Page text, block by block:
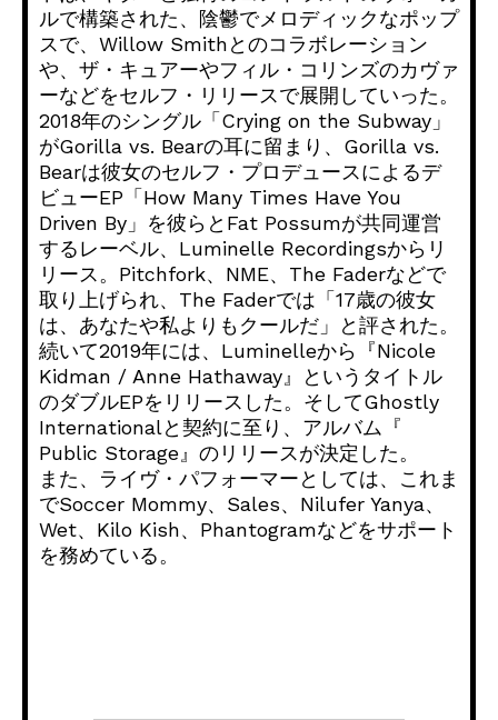
ルで構築された、 陰鬱でメロディックなポップ
スで、Willow Smithとのコラボレーション
や、ザ・キュアーやフィル・ コリンズのカヴァ
ーなどをセルフ・リリースで展開していった。
2018年のシングル「Crying on the Subway」
がGorilla vs. Bearの耳に留まり、Gorilla vs.
Bearは彼女のセルフ・プロデュースによるデ
ビューEP「How Many Times Have You
Driven By」を彼らとFat Possumが共同運営
するレーベル、Luminelle Recordingsからリ
リース。Pitchfork、 NME、The Faderなどで
取り上げられ、The Faderでは「17歳の彼女
は、あなたや私よりもクールだ」
と評された。
続いて2019年には、Luminelleから『Nicole
Kidman / Anne Hathaway』というタイトル
のダブルEPをリリースした。 そしてGhostly
Internationalと契約に至り、アルバム『
Public Storage』のリリースが決定した。
また、ライヴ・パフォーマーとしては、これま
でSoccer Mommy、Sales、Nilufer Yanya、
Wet、Kilo Kish、Phantogramなどをサポート
を務めている。